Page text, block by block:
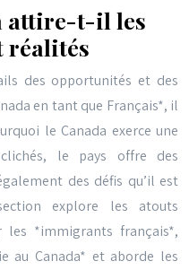
attire-t-il les
réalités
des opportunités et des
en tant que Français*, il
le Canada exerce une
le pays offre des
des défis qu’il est
explore les atouts
les *immigrants français*,
au Canada* et aborde les